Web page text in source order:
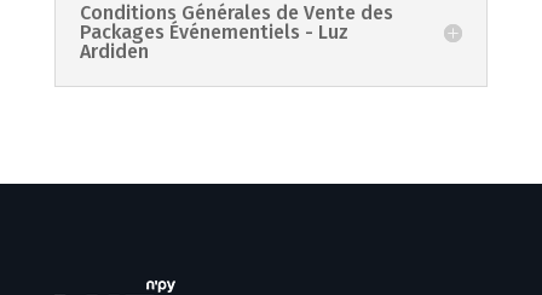
Conditions Générales de Vente des
Packages Événementiels - Luz
Ardiden